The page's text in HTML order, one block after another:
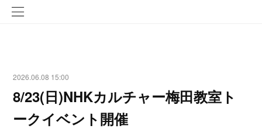
2026.06.08 15:00
8/23(日)NHKカルチャー梅田教室ト
ークイベント開催